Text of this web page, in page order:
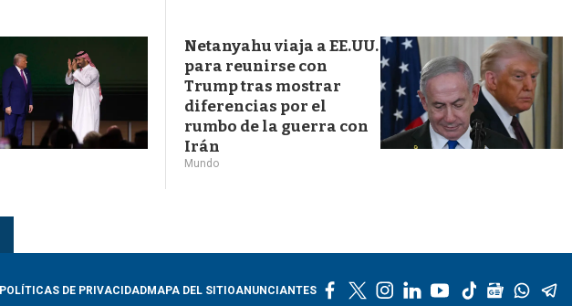
Netanyahu viaja a EE.UU.
para reunirse con
Trump tras mostrar
diferencias por el
rumbo de la guerra con
Irán
Mundo
POLÍTICAS DE PRIVACIDADMAPA DEL SITIOANUNCIANTES
l
y
t
g
w